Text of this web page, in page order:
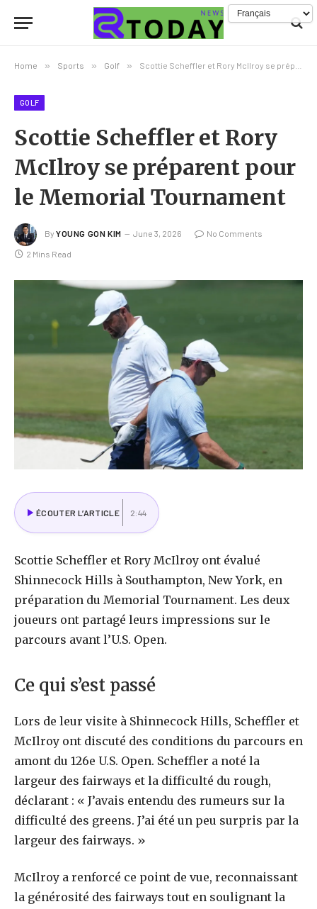
Home » Sports » Golf » Scottie Scheffler et Rory McIlroy se préparent pour le Memorial Tournament
GOLF
Scottie Scheffler et Rory
McIlroy se préparent pour
le Memorial Tournament
By YOUNG GON KIM June 3, 2026 No Comments
2 Mins Read
ÉCOUTER L’ARTICLE 2:44
Scottie Scheffler et Rory McIlroy ont évalué
Shinnecock Hills à Southampton, New York, en
préparation du Memorial Tournament. Les deux
joueurs ont partagé leurs impressions sur le
parcours avant l’U.S. Open.
Ce qui s’est passé
Lors de leur visite à Shinnecock Hills, Scheffler et
McIlroy ont discuté des conditions du parcours en
amont du 126e U.S. Open. Scheffler a noté la
largeur des fairways et la difficulté du rough,
déclarant : « J’avais entendu des rumeurs sur la
difficulté des greens. J’ai été un peu surpris par la
largeur des fairways. »
McIlroy a renforcé ce point de vue, reconnaissant
la générosité des fairways tout en soulignant la